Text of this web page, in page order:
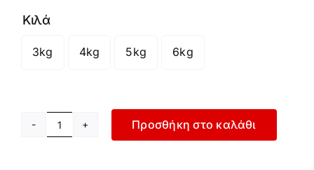
Κιλά
3kg 4kg 5kg 6kg
Medicine
Προσθήκη στο καλάθι